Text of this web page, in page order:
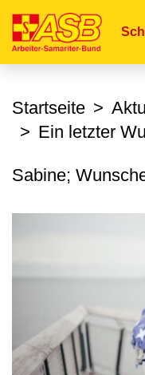
Startseite
Ein letzter
Sabine;